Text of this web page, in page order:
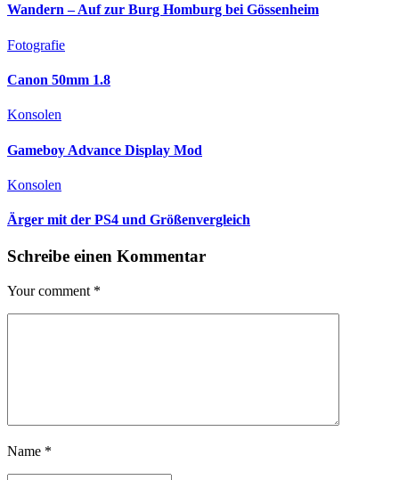
Wandern – Auf zur Burg Homburg bei Gössenheim
Fotografie
Canon 50mm 1.8
Konsolen
Gameboy Advance Display Mod
Konsolen
Ärger mit der PS4 und Größenvergleich
Schreibe einen Kommentar
Your comment *
Name *